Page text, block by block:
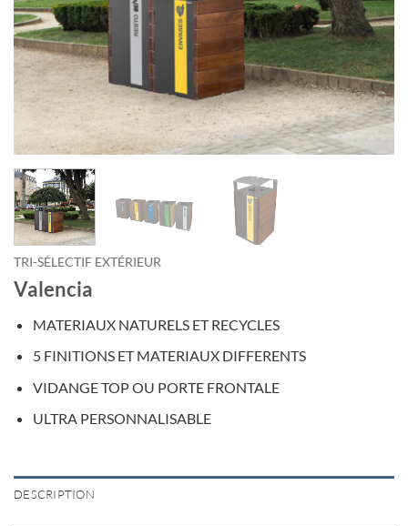
TRI-SÉLECTIF EXTÉRIEUR
Valencia
MATERIAUX NATURELS ET RECYCLES
5 FINITIONS ET MATERIAUX DIFFERENTS
VIDANGE TOP OU PORTE FRONTALE
ULTRA PERSONNALISABLE
DESCRIPTION